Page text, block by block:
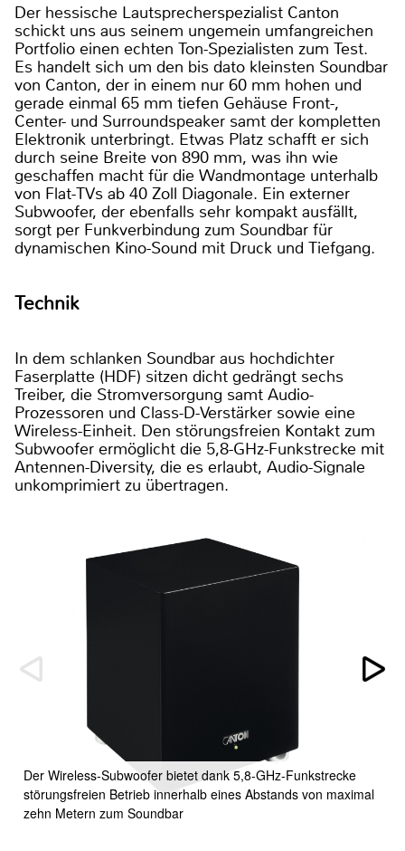
Der hessische Lautsprecherspezialist Canton
schickt uns aus seinem ungemein umfangreichen
Portfolio einen echten Ton-Spezialisten zum Test.
Es handelt sich um den bis dato kleinsten Soundbar
von Canton, der in einem nur 60 mm hohen und
gerade einmal 65 mm tiefen Gehäuse Front-,
Center- und Surroundspeaker samt der kompletten
Elektronik unterbringt. Etwas Platz schafft er sich
durch seine Breite von 890 mm, was ihn wie
geschaffen macht für die Wandmontage unterhalb
von Flat-TVs ab 40 Zoll Diagonale. Ein externer
Subwoofer, der ebenfalls sehr kompakt ausfällt,
sorgt per Funkverbindung zum Soundbar für
dynamischen Kino-Sound mit Druck und Tiefgang.
Technik
In dem schlanken Soundbar aus hochdichter
Faserplatte (HDF) sitzen dicht gedrängt sechs
Treiber, die Stromversorgung samt Audio-
Prozessoren und Class-D-Verstärker sowie eine
Wireless-Einheit. Den störungsfreien Kontakt zum
Subwoofer ermöglicht die 5,8-GHz-Funkstrecke mit
Antennen-Diversity, die es erlaubt, Audio-Signale
unkomprimiert zu übertragen.
Der Wireless-Subwoofer bietet dank 5,8-GHz-Funkstrecke
störungsfreien Betrieb innerhalb eines Abstands von maximal
zehn Metern zum Soundbar